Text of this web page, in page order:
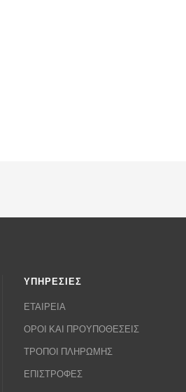
ΥΠΗΡΕΣΙΕΣ
ΕΤΑΙΡΕΙΑ
ΟΡΟΙ ΚΑΙ ΠΡΟΥΠΟΘΕΣΕΙΣ
ΤΡΟΠΟΙ ΠΛΗΡΩΜΗΣ
ΕΠΙΣΤΡΟΦΕΣ